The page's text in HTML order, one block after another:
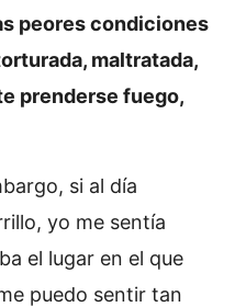
peores condiciones
maltratada,
prenderse fuego,
si al día
yo me sentía
el lugar en el que
puedo sentir tan